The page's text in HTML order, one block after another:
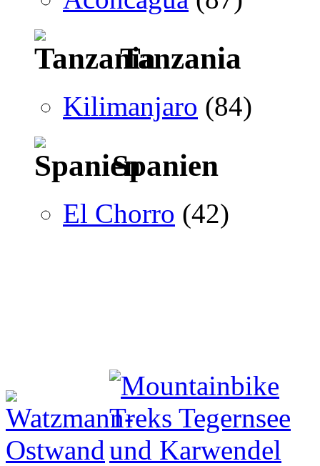
Tanzania
Kilimanjaro (84)
Spanien
El Chorro (42)